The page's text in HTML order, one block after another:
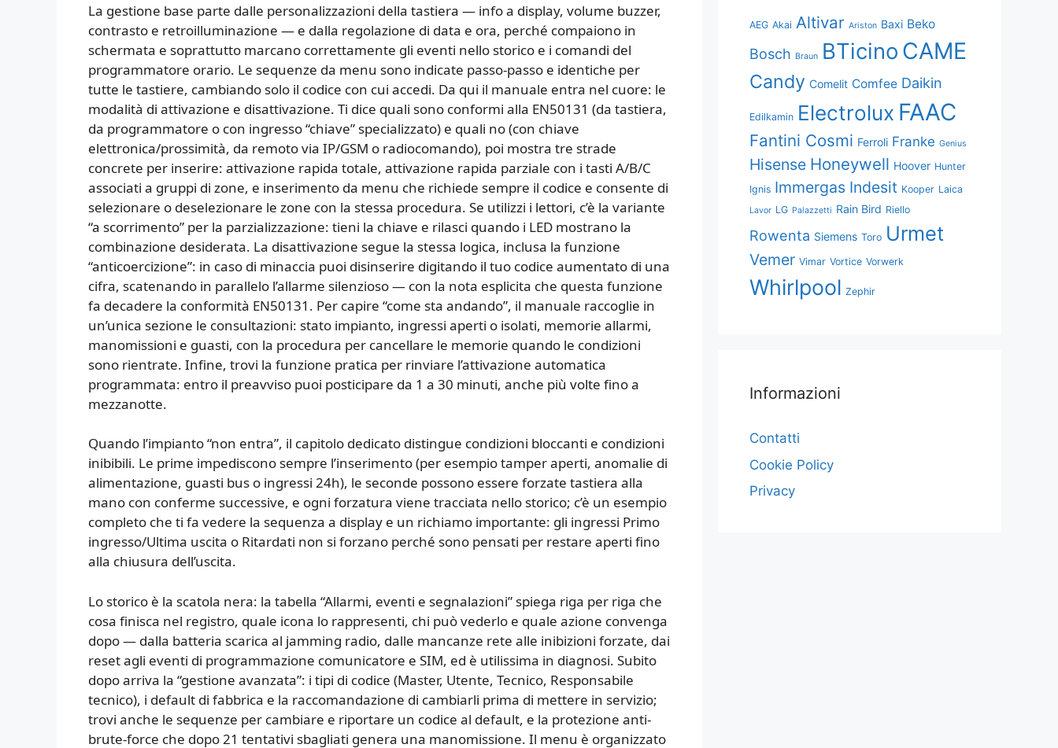
La gestione base parte dalle personalizzazioni della tastiera — info a display, volume buzzer,
contrasto e retroilluminazione — e dalla regolazione di data e ora, perché compaiono in
schermata e soprattutto marcano correttamente gli eventi nello storico e i comandi del
programmatore orario. Le sequenze da menu sono indicate passo-passo e identiche per
tutte le tastiere, cambiando solo il codice con cui accedi. Da qui il manuale entra nel cuore: le
modalità di attivazione e disattivazione. Ti dice quali sono conformi alla EN50131 (da tastiera,
da programmatore o con ingresso “chiave” specializzato) e quali no (con chiave
elettronica/prossimità, da remoto via IP/GSM o radiocomando), poi mostra tre strade
concrete per inserire: attivazione rapida totale, attivazione rapida parziale con i tasti A/B/C
associati a gruppi di zone, e inserimento da menu che richiede sempre il codice e consente di
selezionare o deselezionare le zone con la stessa procedura. Se utilizzi i lettori, c’è la variante
“a scorrimento” per la parzializzazione: tieni la chiave e rilasci quando i LED mostrano la
combinazione desiderata. La disattivazione segue la stessa logica, inclusa la funzione
“anticoercizione”: in caso di minaccia puoi disinserire digitando il tuo codice aumentato di una
cifra, scatenando in parallelo l’allarme silenzioso — con la nota esplicita che questa funzione
fa decadere la conformità EN50131. Per capire “come sta andando”, il manuale raccoglie in
un’unica sezione le consultazioni: stato impianto, ingressi aperti o isolati, memorie allarmi,
manomissioni e guasti, con la procedura per cancellare le memorie quando le condizioni
sono rientrate. Infine, trovi la funzione pratica per rinviare l’attivazione automatica
programmata: entro il preavviso puoi posticipare da 1 a 30 minuti, anche più volte fino a
mezzanotte.
Quando l’impianto “non entra”, il capitolo dedicato distingue condizioni bloccanti e condizioni
inibibili. Le prime impediscono sempre l’inserimento (per esempio tamper aperti, anomalie di
alimentazione, guasti bus o ingressi 24h), le seconde possono essere forzate tastiera alla
mano con conferme successive, e ogni forzatura viene tracciata nello storico; c’è un esempio
completo che ti fa vedere la sequenza a display e un richiamo importante: gli ingressi Primo
ingresso/Ultima uscita o Ritardati non si forzano perché sono pensati per restare aperti fino
alla chiusura dell’uscita.
Lo storico è la scatola nera: la tabella “Allarmi, eventi e segnalazioni” spiega riga per riga che
cosa finisca nel registro, quale icona lo rappresenti, chi può vederlo e quale azione convenga
dopo — dalla batteria scarica al jamming radio, dalle mancanze rete alle inibizioni forzate, dai
reset agli eventi di programmazione comunicatore e SIM, ed è utilissima in diagnosi. Subito
dopo arriva la “gestione avanzata”: i tipi di codice (Master, Utente, Tecnico, Responsabile
tecnico), i default di fabbrica e la raccomandazione di cambiarli prima di mettere in servizio;
trovi anche le sequenze per cambiare e riportare un codice al default, e la protezione anti-
brute-force che dopo 21 tentativi sbagliati genera una manomissione. Il menu è organizzato
AEG Akai Altivar Ariston Baxi Beko
Bosch Braun BTicino CAME
Candy Comelit Comfee Daikin
Edilkamin Electrolux FAAC
Fantini Cosmi Ferroli Franke Genius
Hisense Honeywell Hoover Hunter
Ignis Immergas Indesit Kooper Laica
Lavor LG Palazzetti Rain Bird Riello
Rowenta Siemens Toro Urmet
Vemer Vimar Vortice Vorwerk
Whirlpool Zephir
Informazioni
Contatti
Cookie Policy
Privacy